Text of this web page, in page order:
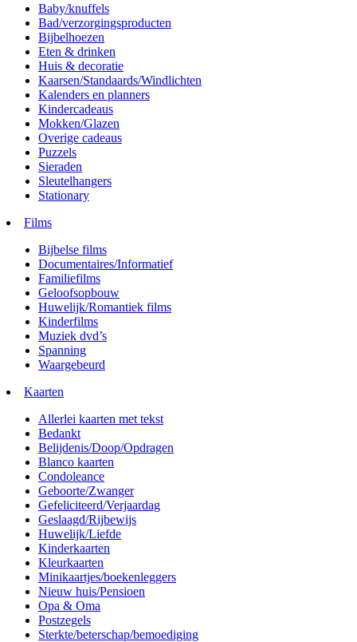
Baby/knuffels
Bad/verzorgingsproducten
Bijbelhoezen
Eten & drinken
Huis & decoratie
Kaarsen/Standaards/Windlichten
Kalenders en planners
Kindercadeaus
Mokken/Glazen
Overige cadeaus
Puzzels
Sieraden
Sleutelhangers
Stationary
Films
Bijbelse films
Documentaires/Informatief
Familiefilms
Geloofsopbouw
Huwelijk/Romantiek films
Kinderfilms
Muziek dvd’s
Spanning
Waargebeurd
Kaarten
Allerlei kaarten met tekst
Bedankt
Belijdenis/Doop/Opdragen
Blanco kaarten
Condoleance
Geboorte/Zwanger
Gefeliciteerd/Verjaardag
Geslaagd/Rijbewijs
Huwelijk/Liefde
Kinderkaarten
Kleurkaarten
Minikaartjes/boekenleggers
Nieuw huis/Pensioen
Opa & Oma
Postzegels
Sterkte/beterschap/bemoediging